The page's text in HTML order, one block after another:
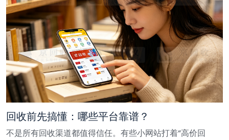
回收前先搞懂：哪些平台靠谱？
不是所有回收渠道都值得信任。有些小网站打着“高价回